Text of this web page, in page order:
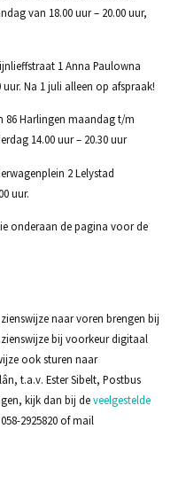
van 18.00 uur – 20.00 uur,
1 Anna Paulowna
Na 1 juli alleen op afspraak!
86 Harlingen maandag t/m
14.00 uur – 20.30 uur
2 Lelystad
uur.
onderaan de pagina voor de
naar voren brengen bij
bij voorkeur digitaal
ook sturen naar
t.a.v. Ester Sibelt, Postbus
kijk dan bij deveelgestelde
2925820 of mail